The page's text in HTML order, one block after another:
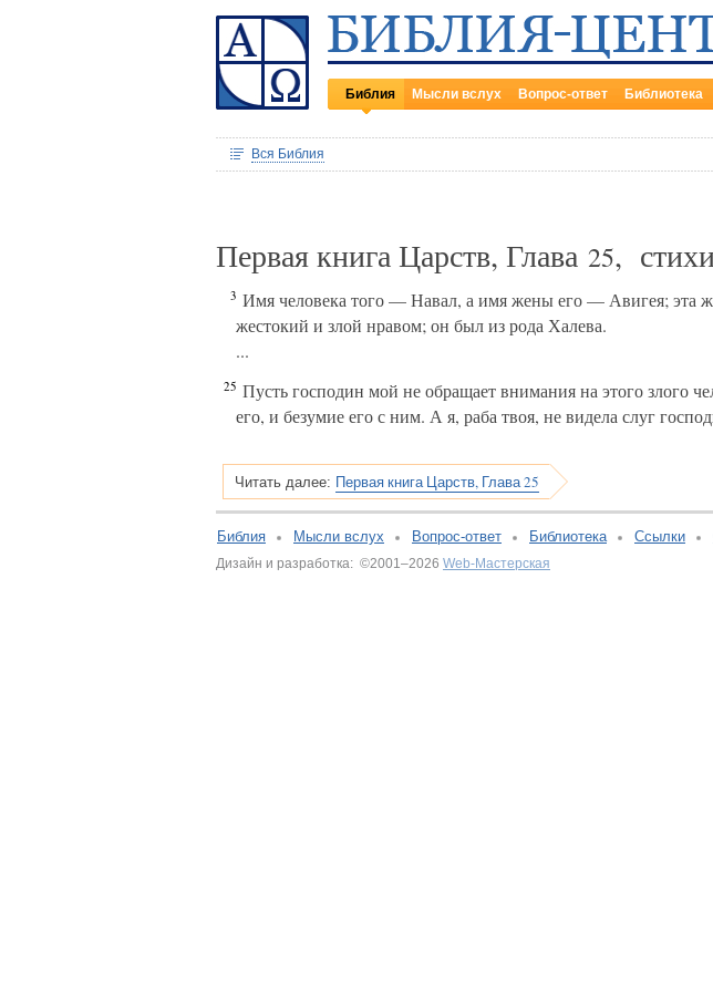
Библия Мысли вслух Вопрос-ответ Библиотека
Вся Библия
Первая книга Царств, Глава 25,
3 Имя человека того — Навал, а имя жены его — Авигея; эта
жестокий и злой нравом; он был из рода Халева.
...
25 Пусть господин мой не обращает внимания на этого злого
его, и безумие его с ним. А я, раба твоя, не видела слуг
Читать далее: Первая книга Царств, Глава 25
Библия Мысли вслух Вопрос-ответ Библиотека Ссылки
Дизайн и разработка: ©2001–2026 Web-Мастерская